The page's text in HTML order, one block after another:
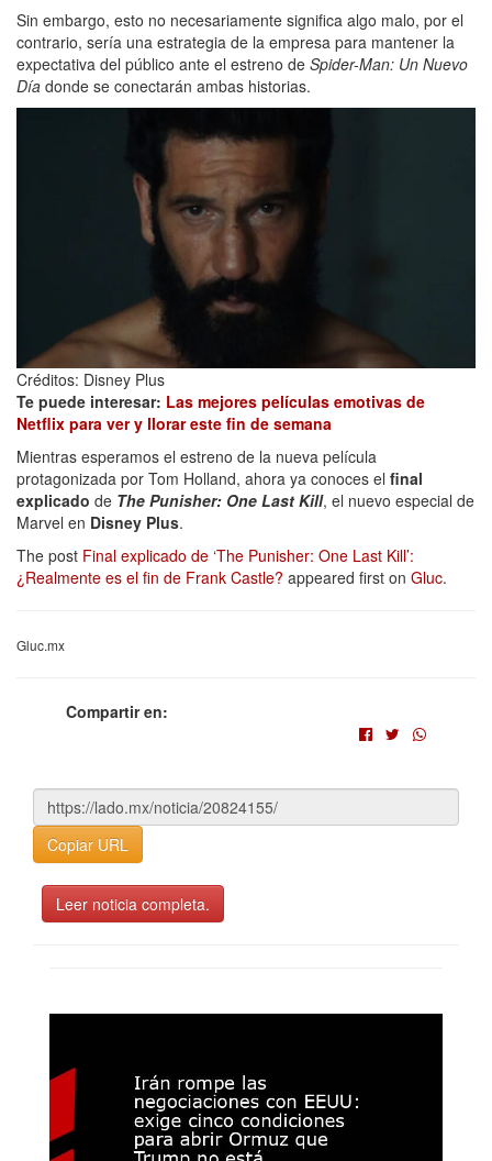
Sin embargo, esto no necesariamente significa algo malo, por el
contrario, sería una estrategia de la empresa para mantener la
expectativa del público ante el estreno de Spider-Man: Un Nuevo
Día donde se conectarán ambas historias.
Créditos: Disney Plus
Te puede interesar: Las mejores películas emotivas de
Netflix para ver y llorar este fin de semana
Mientras esperamos el estreno de la nueva película
protagonizada por Tom Holland, ahora ya conoces el final
explicado de The Punisher: One Last Kill, el nuevo especial de
Marvel en Disney Plus.
The post Final explicado de ‘The Punisher: One Last Kill’:
¿Realmente es el fin de Frank Castle? appeared first on Gluc.
Gluc.mx
Compartir en:
Copiar URL
Leer noticia completa.